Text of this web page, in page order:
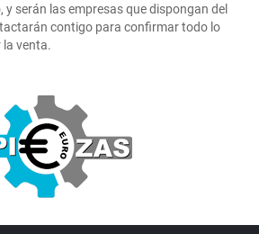
serán las empresas que dispongan del
contigo para confirmar todo lo
venta.